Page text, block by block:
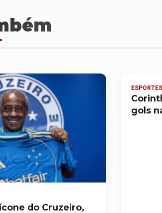
do Cruzeiro,
ESPORTES
gols